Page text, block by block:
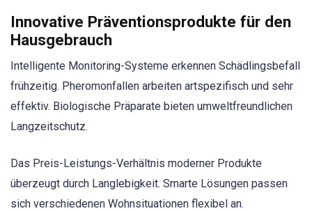
Innovative Präventionsprodukte für den
Hausgebrauch
Intelligente Monitoring-Systeme erkennen Schädlingsbefall
frühzeitig. Pheromonfallen arbeiten artspezifisch und sehr
effektiv. Biologische Präparate bieten umweltfreundlichen
Langzeitschutz.
Das Preis-Leistungs-Verhältnis moderner Produkte
überzeugt durch Langlebigkeit. Smarte Lösungen passen
sich verschiedenen Wohnsituationen flexibel an.